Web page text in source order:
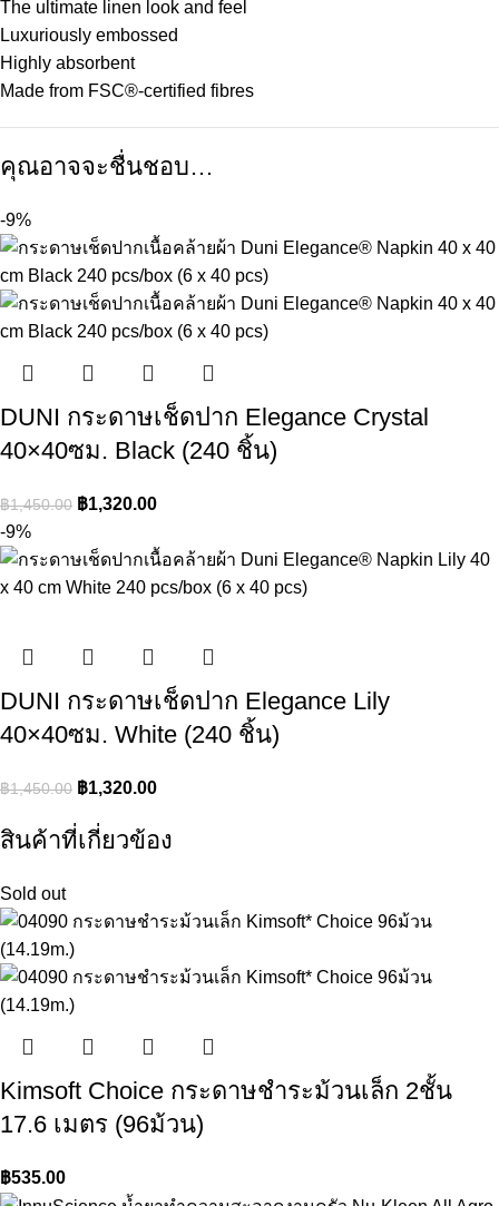
The ultimate linen look and feel
Luxuriously embossed
Highly absorbent
Made from FSC®-certified fibres
คุณอาจจะชื่นชอบ…
-9%
DUNI กระดาษเช็ดปาก Elegance Crystal
40×40ซม. Black (240 ชิ้น)
฿1,450.00 ฿1,320.00
-9%
DUNI กระดาษเช็ดปาก Elegance Lily
40×40ซม. White (240 ชิ้น)
฿1,450.00 ฿1,320.00
สินค้าที่เกี่ยวข้อง
Sold out
Kimsoft Choice กระดาษชำระม้วนเล็ก 2ชั้น
17.6 เมตร (96ม้วน)
฿535.00